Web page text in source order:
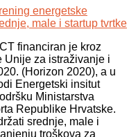
financiran je kroz
Unije za istraživanje i
(Horizon 2020), a u
Energetski insitut
Ministarstva
Republike Hrvatske.
srednje, male i
troškova za